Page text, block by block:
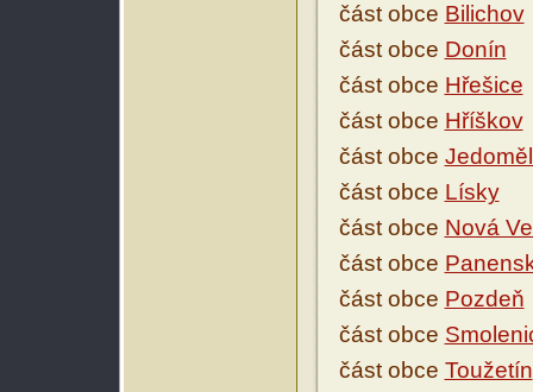
část obce Bilichov
část obce Donín
část obce Hřešice
část obce Hříškov
část obce
část obce Lísky
část obce Nová
část obce
část obce Pozdeň
část obce
část obce Toužetín